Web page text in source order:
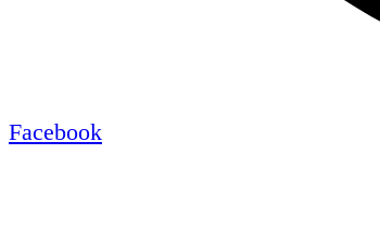
Facebook